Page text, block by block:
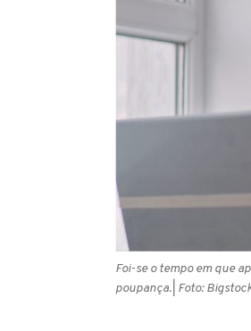
Foi-se o tempo em que
poupança.| Foto: